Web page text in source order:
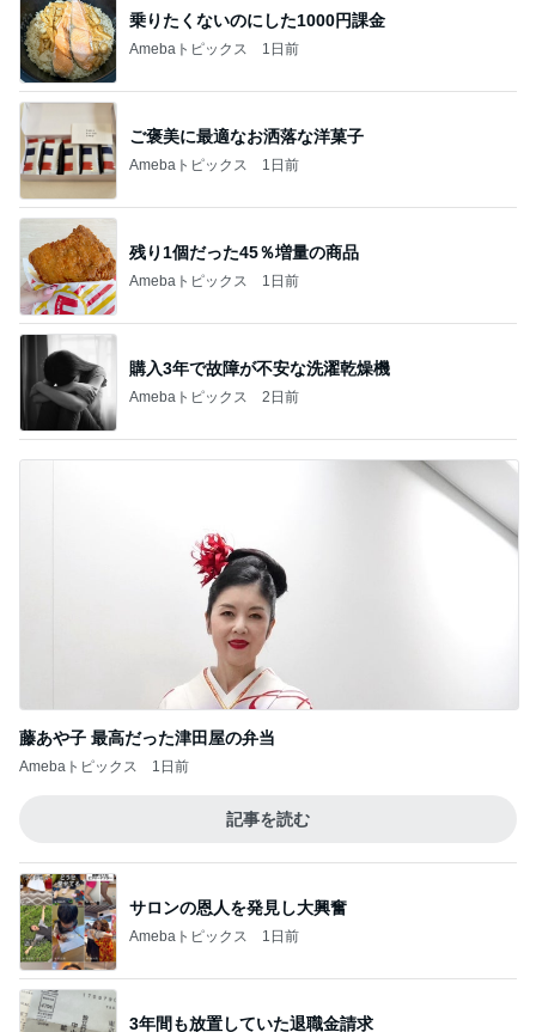
乗りたくないのにした1000円課金
Amebaトピックス 1日前
ご褒美に最適なお洒落な洋菓子
Amebaトピックス 1日前
残り1個だった45％増量の商品
Amebaトピックス 1日前
購入3年で故障が不安な洗濯乾燥機
Amebaトピックス 2日前
藤あや子 最高だった津田屋の弁当
Amebaトピックス 1日前
記事を読む
サロンの恩人を発見し大興奮
Amebaトピックス 1日前
3年間も放置していた退職金請求